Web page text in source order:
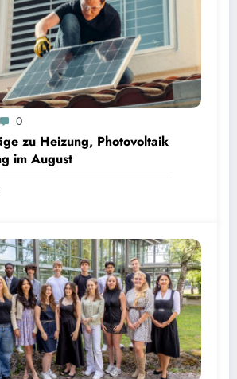
Photovoltaik und Sanierung im August
0
zu Heizung, Photovoltaik
im August